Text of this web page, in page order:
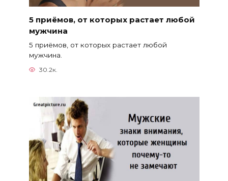
5 приёмов, от которых растает любой
мужчина
5 приёмов, от которых растает любой
мужчина.
30.2к.